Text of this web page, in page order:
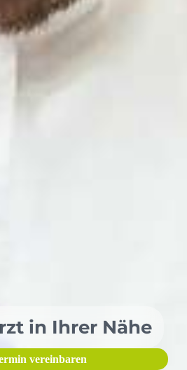
in Ihrer Nähe
vereinbaren